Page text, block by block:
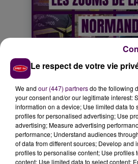
Le respect de votre vie
We and our (447) partnersdo the following
your consent and/or our legitimate interest:
information on a device; Use limited data to
profiles for personalised advertising; Use
advertising; Measure advertising
performance; Understand audiences
of data from different sources; Develop and
profiles to personalise content; Use profiles
content; Use limited data to select content;